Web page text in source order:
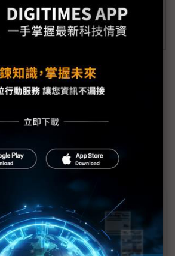
動版
蹤」
熱、出貨比創高 村田示警全球AI基